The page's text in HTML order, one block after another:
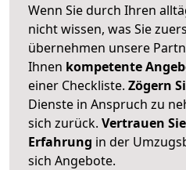
Wenn Sie durch Ihren
nicht wissen, was Sie
übernehmen unsere
Ihnen kompetente
einer Checkliste. Zögern
Dienste in Anspruch zu
sich zurück. Vertrauen
Erfahrung in der
sich Angebote.